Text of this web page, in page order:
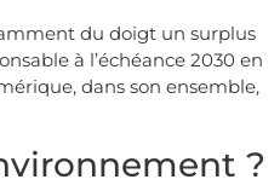
du doigt un surplus
à l’échéance 2030 en
dans son ensemble,
?